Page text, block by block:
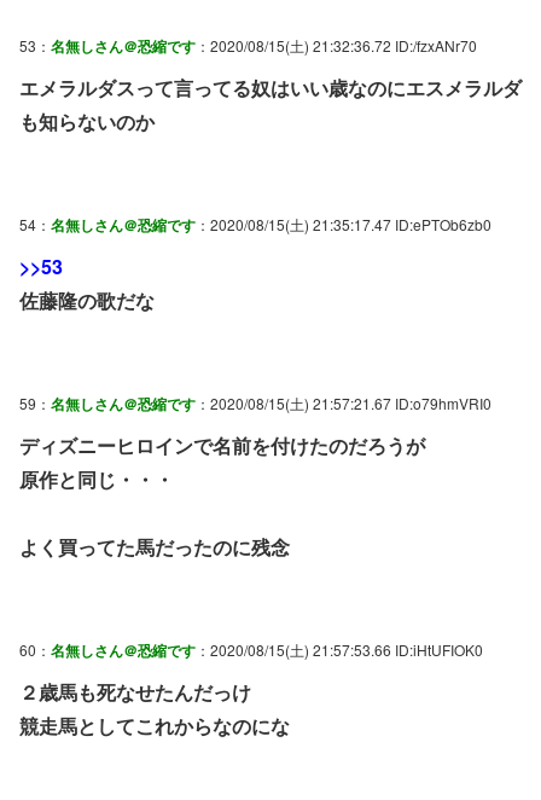
53： 名無しさん＠恐縮です ：2020/08/15(土) 21:32:36.72 ID:/fzxANr70
エメラルダスって言ってる奴はいい歳なのにエスメラルダ
も知らないのか
54： 名無しさん＠恐縮です ：2020/08/15(土) 21:35:17.47 ID:ePTOb6zb0
>>53
佐藤隆の歌だな
59： 名無しさん＠恐縮です ：2020/08/15(土) 21:57:21.67 ID:o79hmVRI0
ディズニーヒロインで名前を付けたのだろうが
原作と同じ・・・
よく買ってた馬だったのに残念
60： 名無しさん＠恐縮です ：2020/08/15(土) 21:57:53.66 ID:iHtUFIOK0
２歳馬も死なせたんだっけ
競走馬としてこれからなのにな